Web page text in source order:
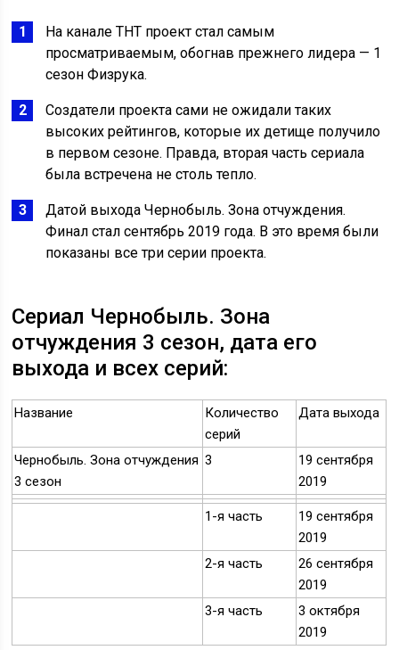
На канале ТНТ проект стал самым
просматриваемым, обогнав прежнего лидера — 1
сезон Физрука.
Создатели проекта сами не ожидали таких
высоких рейтингов, которые их детище получило
в первом сезоне. Правда, вторая часть сериала
была встречена не столь тепло.
Датой выхода Чернобыль. Зона отчуждения.
Финал стал сентябрь 2019 года. В это время были
показаны все три серии проекта.
Сериал Чернобыль. Зона
отчуждения 3 сезон, дата его
выхода и всех серий:
Название
Количество
серий
Дата выхода
Чернобыль. Зона отчуждения
3 сезон
3
19 сентября
2019
1-я часть
19 сентября
2019
2-я часть
26 сентября
2019
3-я часть
3 октября
2019